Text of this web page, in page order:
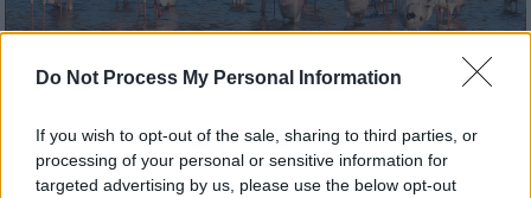
Do Not Process My Personal Information
If you wish to opt-out of the sale, sharing to third parties, or
processing of your personal or sensitive information for
targeted advertising by us, please use the below opt-out
φλαμίνγκο/Γιώργος Μπαλαλάς/facebook
Προσθέστε το ΕΘΝΟΣ στη Google